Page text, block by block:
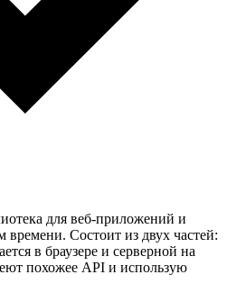
для веб-приложений и
Состоит из двух частей:
в браузере и серверной на
похожее API и использую